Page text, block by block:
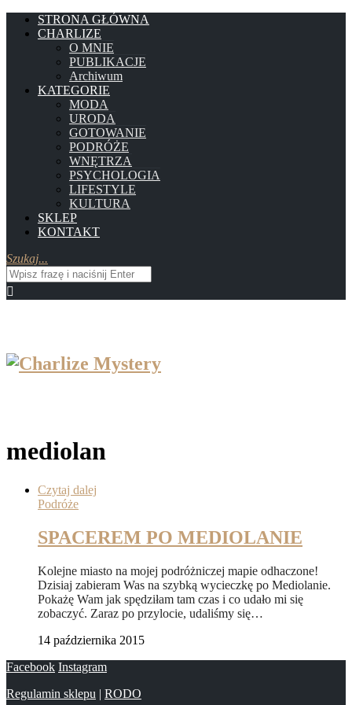
STRONA GŁÓWNA
CHARLIZE
O MNIE
PUBLIKACJE
Archiwum
KATEGORIE
MODA
URODA
GOTOWANIE
PODRÓŻE
WNĘTRZA
PSYCHOLOGIA
LIFESTYLE
KULTURA
SKLEP
KONTAKT
Szukaj...
mediolan
Czytaj dalej
Podróże
SPACEREM PO MEDIOLANIE
Kolejne miasto na mojej podróżniczej mapie odhaczone!
Dzisiaj zabieram Was na szybką wycieczkę po Mediolanie.
Pokażę Wam jak spędziłam tam czas i co udało mi się
zobaczyć. Zaraz po przylocie, udaliśmy się…
14 października 2015
Facebook Instagram
Regulamin sklepu | RODO